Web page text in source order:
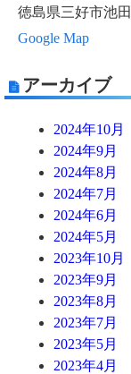
徳島県三好市池
Google Map
アーカイブ
2024年10月
2024年9月
2024年8月
2024年7月
2024年6月
2024年5月
2023年10月
2023年9月
2023年8月
2023年7月
2023年5月
2023年4月